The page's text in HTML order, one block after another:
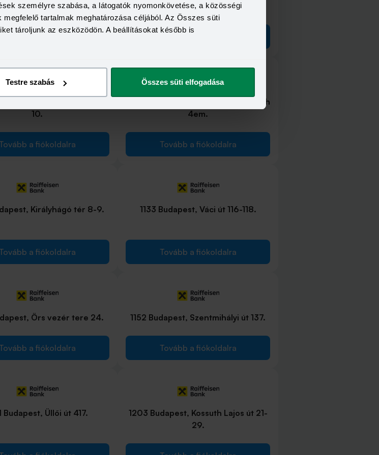
személyre szabása, a látogatók nyomonkövetése, a közösségi
tartalmak meghatározása céljából. Az Összes süti
tároljunk az eszközödön. A beállításokat később is
Testre szabás Összes süti elfogadása
Budapest, Bocskai út 1.
Tovább a fiókoldalra
1115 Budapest, Etele út 68.
10.
a fiókoldalra
1123 Budapest, Alkotás út 55-61 A lph
4em.
Tovább a fiókoldalra
Királyhágó tér 8-9.
a fiókoldalra
1133 Budapest, Váci út 116-118.
Tovább a fiókoldalra
Örs vezér tere 24.
a fiókoldalra
1152 Budapest, Szentmihályi út 137.
Tovább a fiókoldalra
Budapest, Üllői út 417.
1203 Budapest, Kossuth Lajos út 21-
29.